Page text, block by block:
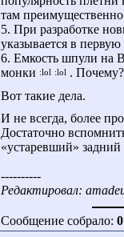
там
5. При разработке
указывается в
6. Емкость шпули на
монки
. Почему?
Вот такие дела.
И не всегда, более
Достаточно
«устаревший»
----------
Редактировал:
Сообщение собрало: 0